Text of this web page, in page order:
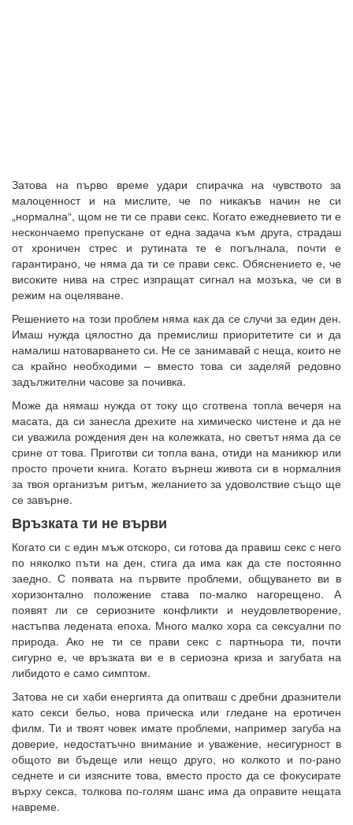
Затова на първо време удари спирачка на чувството за
малоценност и на мислите, че по никакъв начин не си
„нормална“, щом не ти се прави секс. Когато ежедневието ти е
нескончаемо препускане от една задача към друга, страдаш
от хроничен стрес и рутината те е погълнала, почти е
гарантирано, че няма да ти се прави секс. Обяснението е, че
високите нива на стрес изпращат сигнал на мозъка, че си в
режим на оцеляване.
Решението на този проблем няма как да се случи за един ден.
Имаш нужда цялостно да премислиш приоритетите си и да
намалиш натоварването си. Не се занимавай с неща, които не
са крайно необходими – вместо това си заделяй редовно
задължителни часове за почивка.
Може да нямаш нужда от току що сготвена топла вечеря на
масата, да си занесла дрехите на химическо чистене и да не
си уважила рождения ден на колежката, но светът няма да се
срине от това. Приготви си топла вана, отиди на маникюр или
просто прочети книга. Когато върнеш живота си в нормалния
за твоя организъм ритъм, желанието за удоволствие също ще
се завърне.
Връзката ти не върви
Когато си с един мъж отскоро, си готова да правиш секс с него
по няколко пъти на ден, стига да има как да сте постоянно
заедно. С появата на първите проблеми, общуването ви в
хоризонтално положение става по-малко нагорещено. А
появят ли се сериозните конфликти и неудовлетворение,
настъпва ледената епоха. Много малко хора са сексуални по
природа. Ако не ти се прави секс с партньора ти, почти
сигурно е, че връзката ви е в сериозна криза и загубата на
либидото е само симптом.
Затова не си хаби енергията да опитваш с дребни дразнители
като секси бельо, нова прическа или гледане на еротичен
филм. Ти и твоят човек имате проблеми, например загуба на
доверие, недостатъчно внимание и уважение, несигурност в
общото ви бъдеще или нещо друго, но колкото и по-рано
седнете и си изясните това, вместо просто да се фокусирате
върху секса, толкова по-голям шанс има да оправите нещата
навреме.